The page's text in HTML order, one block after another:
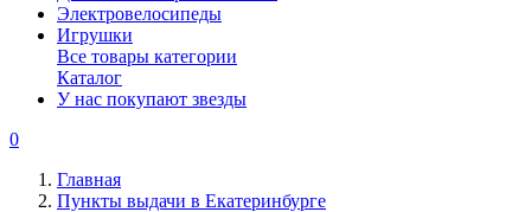
Электровелосипеды
Игрушки
Все товары категории
Каталог
У нас покупают звезды
0
Главная
Пункты выдачи в Екатеринбурге